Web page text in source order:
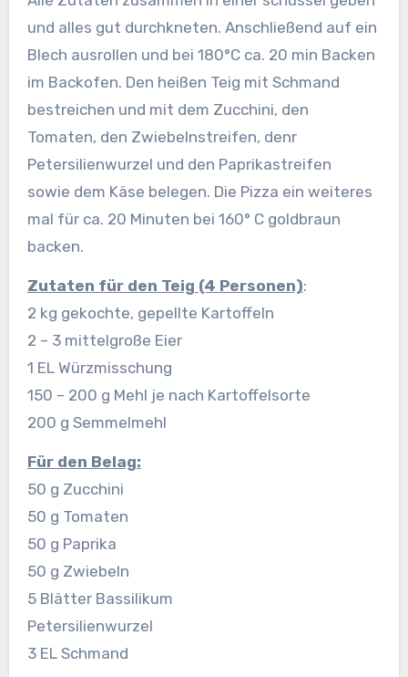
und alles gut durchkneten. Anschließend auf ein
Blech ausrollen und bei 180°C ca. 20 min Backen
im Backofen. Den heißen Teig mit Schmand
bestreichen und mit dem Zucchini, den
Tomaten, den Zwiebelnstreifen, denr
Petersilienwurzel und den Paprikastreifen
sowie dem Käse belegen. Die Pizza ein weiteres
mal für ca. 20 Minuten bei 160° C goldbraun
backen.
Zutaten für den Teig (4 Personen):
2 kg gekochte, gepellte Kartoffeln
2 – 3 mittelgroße Eier
1 EL Würzmisschung
150 – 200 g Mehl je nach Kartoffelsorte
200 g Semmelmehl
Für den Belag:
50 g Zucchini
50 g Tomaten
50 g Paprika
50 g Zwiebeln
5 Blätter Bassilikum
Petersilienwurzel
3 EL Schmand